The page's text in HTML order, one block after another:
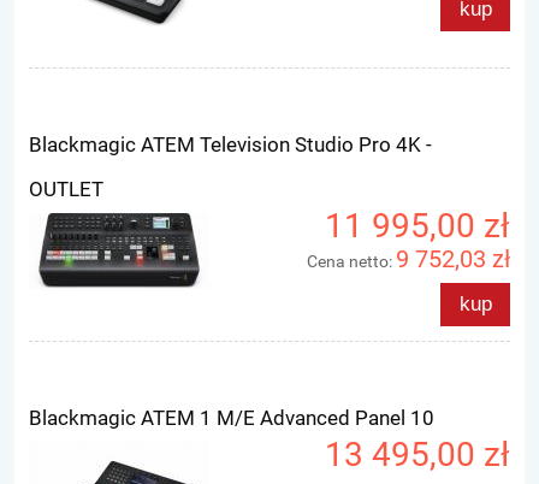
kup
Blackmagic ATEM Television Studio Pro 4K -
OUTLET
11 995,00 zł
Cena netto: 9 752,03 zł
kup
Blackmagic ATEM 1 M/E Advanced Panel 10
13 495,00 zł